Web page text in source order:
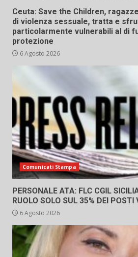
Ceuta: Save the Children,
di violenza sessuale, tratta e
particolarmente vulnerabili al di
protezione
6 Agosto 2026
Comunicati Stampa
PERSONALE ATA: FLC CGIL
RUOLO SOLO SUL 35% DEI POSTI
6 Agosto 2026